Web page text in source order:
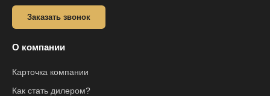
Заказать звонок
О компании
Карточка компании
Как стать дилером?